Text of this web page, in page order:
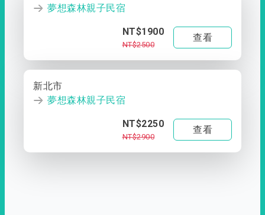
夢想森林親子民宿
NT$1900
NT$2500
查看
新北市
夢想森林親子民宿
NT$2250
NT$2900
查看